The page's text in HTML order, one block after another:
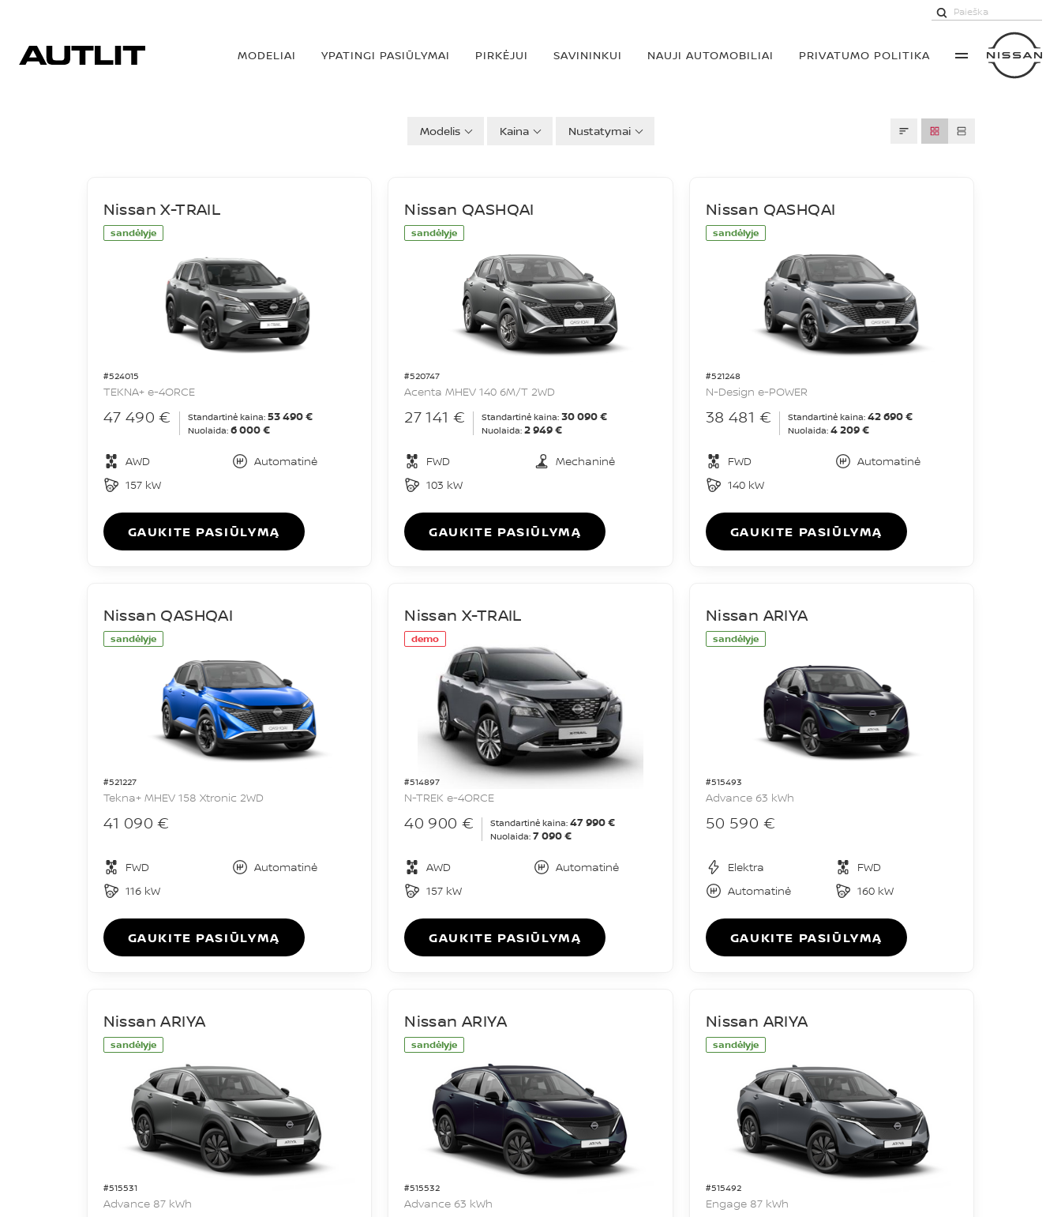
MODELIAI YPATINGI PASIŪLYMAI PIRKĖJUI SAVININKUI NAUJI AUTOMOBILIAI PRIVATUMO POLITIKA
Modelis Kaina Nustatymai
sandėlyje
#524015
Nissan X-TRAIL
TEKNA+ e-4ORCE
47 490 € Standartinė kaina: 53 490 €
Nuolaida: 6 000 €
AWD
Automatinė
157 kW
GAUKITE PASIŪLYMĄ
sandėlyje
#520747
Nissan QASHQAI
Acenta MHEV 140 6M/T 2WD
27 141 € Standartinė kaina: 30 090 €
Nuolaida: 2 949 €
FWD
Mechaninė
103 kW
GAUKITE PASIŪLYMĄ
sandėlyje
#521248
Nissan QASHQAI
N-Design e-POWER
38 481 € Standartinė kaina: 42 690 €
Nuolaida: 4 209 €
FWD
Automatinė
140 kW
GAUKITE PASIŪLYMĄ
sandėlyje
#521227
Nissan QASHQAI
Tekna+ MHEV 158 Xtronic 2WD
41 090 €
FWD
Automatinė
116 kW
GAUKITE PASIŪLYMĄ
demo
#514897
Nissan X-TRAIL
N-TREK e-4ORCE
40 900 € Standartinė kaina: 47 990 €
Nuolaida: 7 090 €
AWD
Automatinė
157 kW
GAUKITE PASIŪLYMĄ
sandėlyje
#515493
Nissan ARIYA
Advance 63 kWh
50 590 €
Elektra
FWD
Automatinė
160 kW
GAUKITE PASIŪLYMĄ
sandėlyje
#515531
Nissan ARIYA
Advance 87 kWh
sandėlyje
#515532
Nissan ARIYA
Advance 63 kWh
sandėlyje
#515492
Nissan ARIYA
Engage 87 kWh